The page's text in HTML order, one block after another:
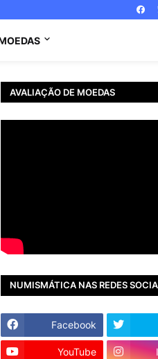
AVALIAÇÃO DE MOEDAS
NUMISMÁTICA NAS REDES
Facebook
YouTube